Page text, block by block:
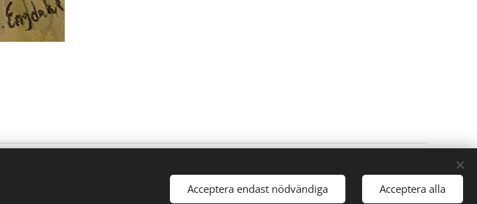
Cookies
Språk
Svenska American English
Acceptera endast nödvändiga Acceptera alla